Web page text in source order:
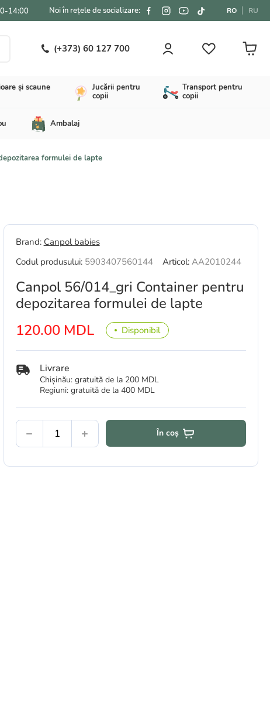
14:00 Noi în rețele de socializare: RO RU
(+373) 60 127 700
și scaune
Jucării pentru
copii
Transport pentru
copii
Ambalaj
formulei de lapte
Brand: Canpol babies
Codul produsului: 5903407560144 Articol: AA2010244
Canpol 56/014_gri Container pentru
depozitarea formulei de lapte
120.00 MDL
Disponibil
Livrare
Chișinău: gratuită de la 200 MDL
Regiuni: gratuită de la 400 MDL
În coș